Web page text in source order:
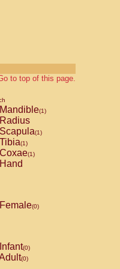
to top of this page.
Mandible(1)
Radius
Scapula(1)
Tibia(1)
Coxae(1)
Hand
Female(0)
Infant(0)
(0)